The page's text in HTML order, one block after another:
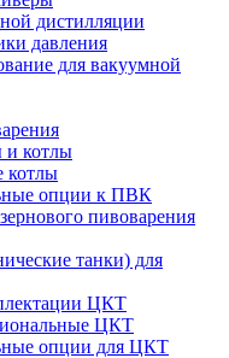
дистилляции
давления
для вакуумной
и котлы
котлы
опции к ПВК
пивоварения
танки) для
ЦКТ
ЦКТ
опции для ЦКТ